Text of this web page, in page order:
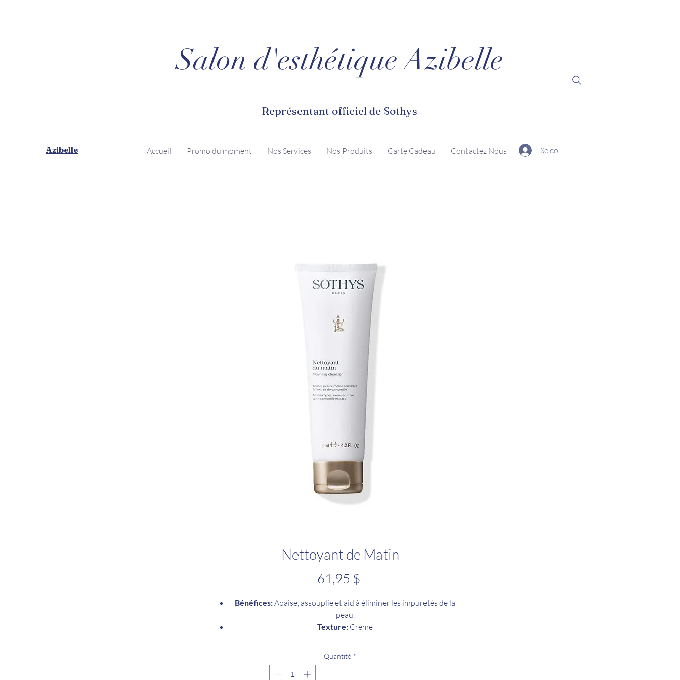
Salon d'esthétique Azibelle
Représentant officiel de Sothys
Azibelle Se connecter
Accueil Promo du moment Nos Services Nos Produits Carte Cadeau Contactez Nous
Nettoyant de Matin
61,95 $
Bénéfices:Apaise, assouplie et aid à éliminer les impuretés de la
peau.
Texture: Crème
Description
Une crème nettoyante onctueuse à l’
d’amande douce
Quantité *